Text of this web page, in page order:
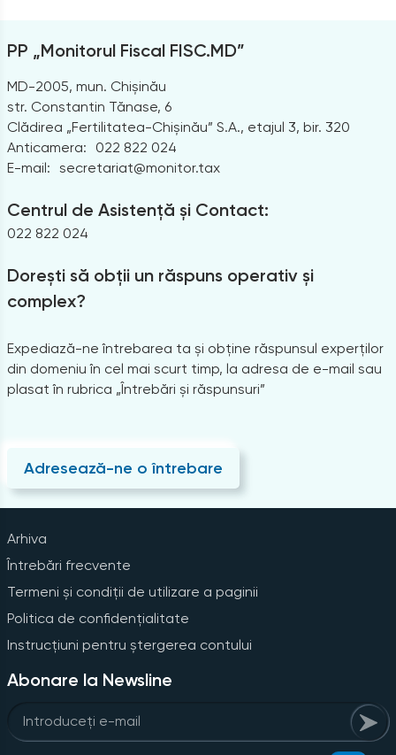
PP „Monitorul Fiscal FISC.MD”
MD-2005, mun. Chișinău
str. Constantin Tănase, 6
Clădirea „Fertilitatea-Chișinău” S.A., etajul 3, bir. 320
Anticamera:
022 822 024
E-mail: secretariat@monitor.tax
Centrul de Asistență și Contact:
022 822 024
Dorești să obții un răspuns operativ și
complex?
Expediază-ne întrebarea ta și obține răspunsul experților
din domeniu în cel mai scurt timp, la adresa de e-mail sau
plasat în rubrica „Întrebări și răspunsuri”
Adresează-ne o întrebare
Arhiva
Întrebări frecvente
Termeni și condiții de utilizare a paginii
Politica de confidențialitate
Instrucțiuni pentru ștergerea contului
Abonare la Newsline